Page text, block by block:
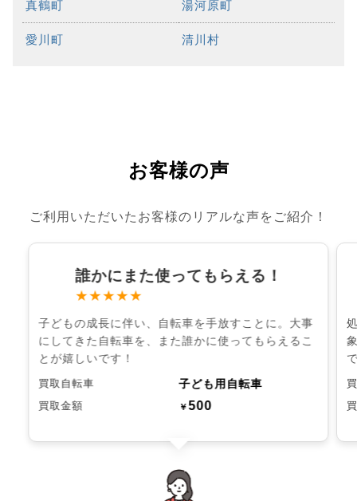
真鶴町 湯河原町
愛川町 清川村
お客様の声
ご利用いただいたお客様のリアルな声をご紹介！
誰かにまた使ってもらえる！
★★★★★
子どもの成長に伴い、自転車を手放すことに。大事
にしてきた自転車を、また誰かに使ってもらえるこ
とが嬉しいです！
買取自転車 子ども用自転車
買取金額 ￥500
chevron_left chevron_right